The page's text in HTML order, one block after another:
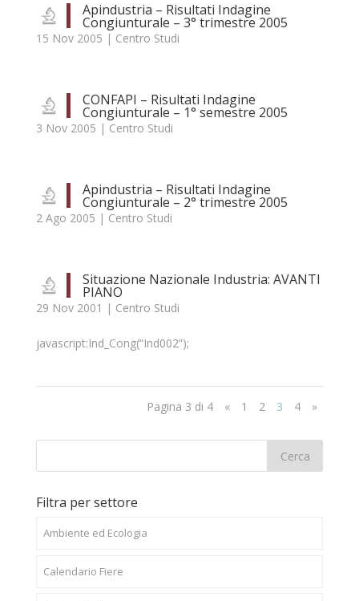
Apindustria – Risultati Indagine
Congiunturale – 3° trimestre 2005
15 Nov 2005 | Centro Studi
CONFAPI – Risultati Indagine
Congiunturale – 1° semestre 2005
3 Nov 2005 | Centro Studi
Apindustria – Risultati Indagine
Congiunturale – 2° trimestre 2005
2 Ago 2005 | Centro Studi
Situazione Nazionale Industria: AVANTI
PIANO
29 Nov 2001 | Centro Studi
javascript:Ind_Cong(“Ind002”);
Pagina 3 di 4 « 1 2 3 4 »
Filtra per settore
Ambiente ed Ecologia
Calendario Fiere